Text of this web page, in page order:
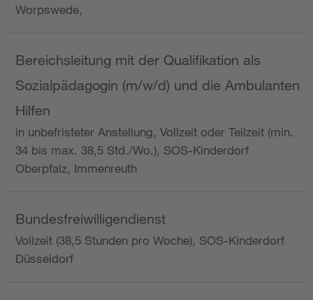
Worpswede,
Bereichsleitung mit der Qualifikation als
Sozialpädagogin (m/w/d) und die Ambulanten
Hilfen
in unbefristeter Anstellung, Vollzeit oder Teilzeit (min.
34 bis max. 38,5 Std./Wo.), SOS-Kinderdorf
Oberpfalz, Immenreuth
Bundesfreiwilligendienst
Vollzeit (38,5 Stunden pro Woche), SOS-Kinderdorf
Düsseldorf